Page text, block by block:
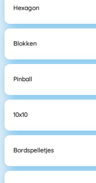
Hexagon
Blokken
Pinball
10x10
Bordspelletjes